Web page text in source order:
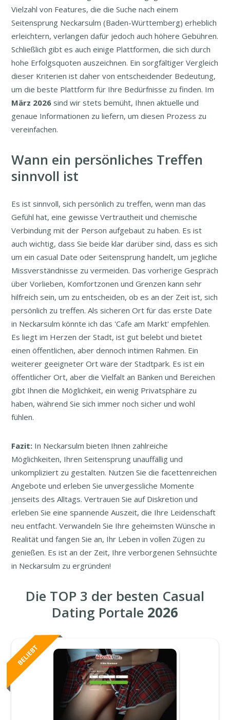
Vielzahl von Features, die die Suche nach einem
Seitensprung Neckarsulm (Baden-Württemberg) erheblich
erleichtern, verlangen dafür jedoch auch höhere Gebühren.
Schließlich gibt es auch einige Plattformen, die sich durch
hohe Erfolgsquoten auszeichnen. Ein sorgfältiger Vergleich
dieser Kriterien ist daher von entscheidender Bedeutung,
um die beste Plattform für Ihre Bedürfnisse zu finden. Im
März 2026 sind wir stets bemüht, Ihnen aktuelle und
genaue Informationen zu liefern, um diesen Prozess zu
vereinfachen.
Wann ein persönliches Treffen
sinnvoll ist
Es ist sinnvoll, sich persönlich zu treffen, wenn man das
Gefühl hat, eine gewisse Vertrautheit und chemische
Verbindung mit der Person aufgebaut zu haben. Es ist
auch wichtig, dass Sie beide klar darüber sind, dass es sich
um ein casual Date oder Seitensprung handelt, um jegliche
Missverständnisse zu vermeiden. Das vorherige Gespräch
über Vorlieben, Komfortzonen und Grenzen kann sehr
hilfreich sein, um zu entscheiden, ob es an der Zeit ist, sich
persönlich zu treffen. Als sicheren Ort für das erste Date
in Neckarsulm könnte ich das 'Cafe am Markt' empfehlen.
Es liegt im Herzen der Stadt, ist gut belebt und bietet
einen öffentlichen, aber dennoch intimen Rahmen. Ein
weiterer geeigneter Ort wäre der Stadtpark. Es ist ein
öffentlicher Ort, aber die Vielfalt an Bänken und Bereichen
gibt Ihnen die Möglichkeit, ein wenig Privatsphäre zu
haben, während Sie sich immer noch sicher und wohl
fühlen.
Fazit: In Neckarsulm bieten Ihnen zahlreiche
Möglichkeiten, Ihren Seitensprung unauffällig und
unkompliziert zu gestalten. Nutzen Sie die facettenreichen
Angebote und erleben Sie unvergessliche Momente
jenseits des Alltags. Vertrauen Sie auf Diskretion und
erleben Sie eine spannende Auszeit, die Ihre Leidenschaft
neu entfacht. Verwandeln Sie Ihre geheimsten Wünsche in
Realität und fangen Sie an, Ihr Leben in vollen Zügen zu
genießen. Es ist an der Zeit, Ihre verborgenen Sehnsüchte
in Neckarsulm zu ergründen!
Die TOP 3 der besten Casual
Dating Portale 2026